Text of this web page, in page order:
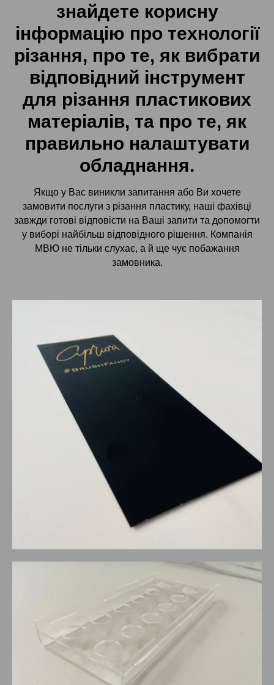
знайдете корисну
інформацію про технології
різання, про те, як вибрати
відповідний інструмент
для різання пластикових
матеріалів, та про те, як
правильно налаштувати
обладнання.
Якщо у Вас виникли запитання або Ви хочете
замовити послуги з різання пластику, наші фахівці
завжди готові відповісти на Ваші запити та допомогти
у виборі найбільш відповідного рішення. Компанія
МВЮ не тільки слухає, а й ще чує побажання
замовника.